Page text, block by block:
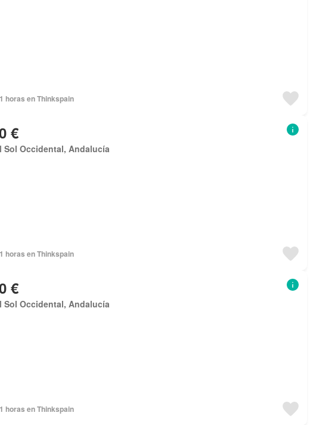
horas en Thinkspain
€
Sol Occidental, Andalucía
horas en Thinkspain
€
Sol Occidental, Andalucía
horas en Thinkspain